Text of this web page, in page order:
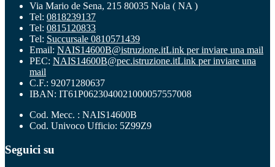
Via Mario de Sena, 215 80035 Nola ( NA )
Tel: 0818239137
Tel: 0815120833
Tel: Succursale 0810571439
Email: NAIS14600B@istruzione.itLink per inviare una mail
PEC: NAIS14600B@pec.istruzione.itLink per inviare una
mail
C.F.: 92071280637
IBAN: IT61P0623040021000057557008
Cod. Mecc. : NAIS14600B
Cod. Univoco Ufficio: 5Z99Z9
Seguici su